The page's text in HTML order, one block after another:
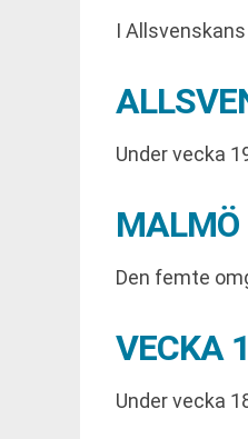
I
Under vecka
MALMÖ
Den femte
VECKA
Under vecka